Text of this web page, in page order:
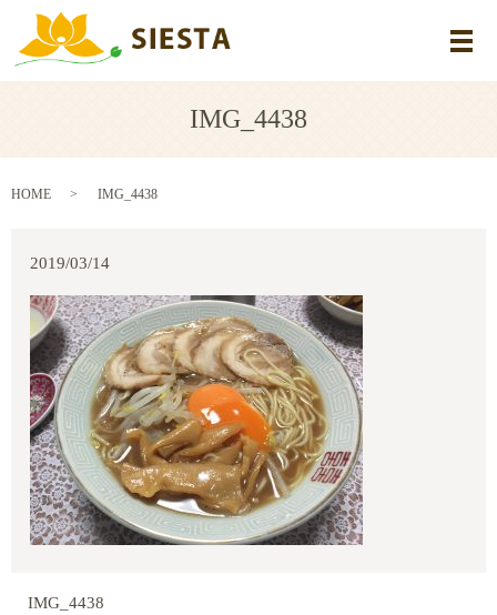
メ
IMG_4438
HOME IMG_4438
2019/03/14
IMG_4438